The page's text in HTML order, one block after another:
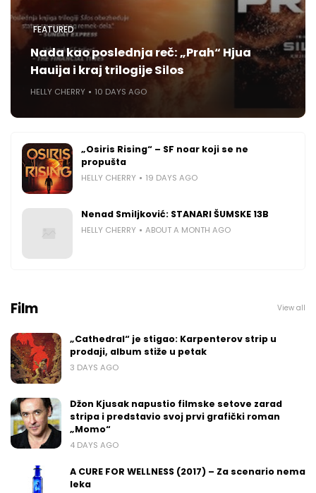
FEATURED
Nada kao poslednja reč: „Prah“ Hjua
Hauija i kraj trilogije Silos
HELLY CHERRY 10 DAYS AGO
„Osiris Rising“ – SF noar koji se ne
propušta
HELLY CHERRY 19 DAYS AGO
Nenad Smiljković: STANARI ŠUMSKE 13B
HELLY CHERRY ABOUT A MONTH AGO
Film View all
„Cathedral“ je stigao: Karpenterov strip u
prodaji, album stiže u petak
3 DAYS AGO
Džon Kjusak napustio filmske setove zarad
stripa i predstavio svoj prvi grafički roman
„Momo“
4 DAYS AGO
A CURE FOR WELLNESS (2017) – Za scenario nema
leka